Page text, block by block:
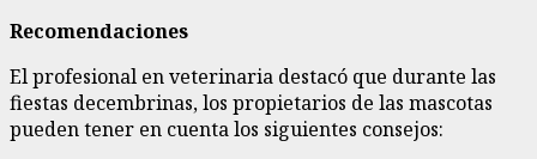
Recomendaciones
El profesional en veterinaria destacó que durante las
fiestas decembrinas, los propietarios de las mascotas
pueden tener en cuenta los siguientes consejos: